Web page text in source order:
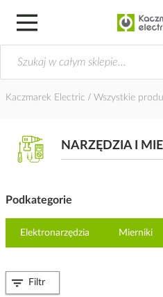
Kaczmarek Electric Wszystkie
NARZĘDZIA I
Podkategorie
Elektronarzędzia Mierniki
Filtr